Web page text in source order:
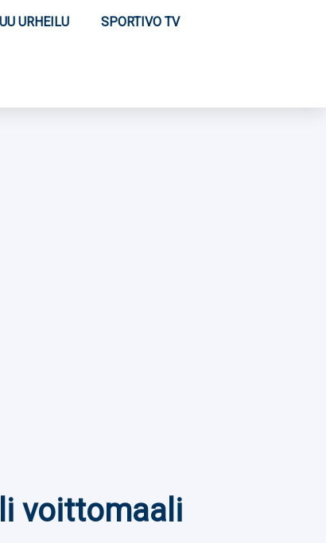
URHEILU SPORTIVO TV
voittomaali